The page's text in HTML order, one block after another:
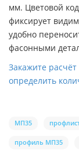
мм. Цветовой
фиксирует
удобно
фасонными
Закажите
определить
МП35
профиль МП35